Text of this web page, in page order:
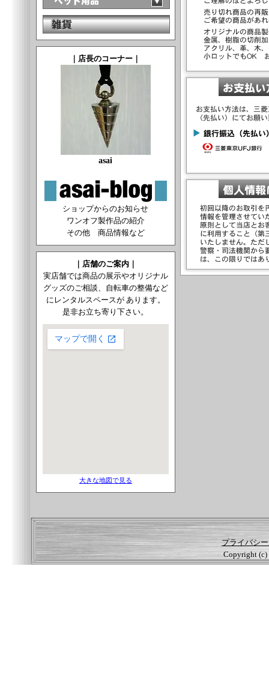
｜店長のコーナー｜
asai
ショップからのお知らせ
ワンオフ製作品の紹介
その他 商品情報など
｜店舗のご案内｜
実店舗では商品の展示やオリジナル
グッズのご相談、自転車の整備など
にレンタルスペースが あります。
是非お立ち寄り下さい。
大きな地図で見る
プライバシ
Copyright (c)